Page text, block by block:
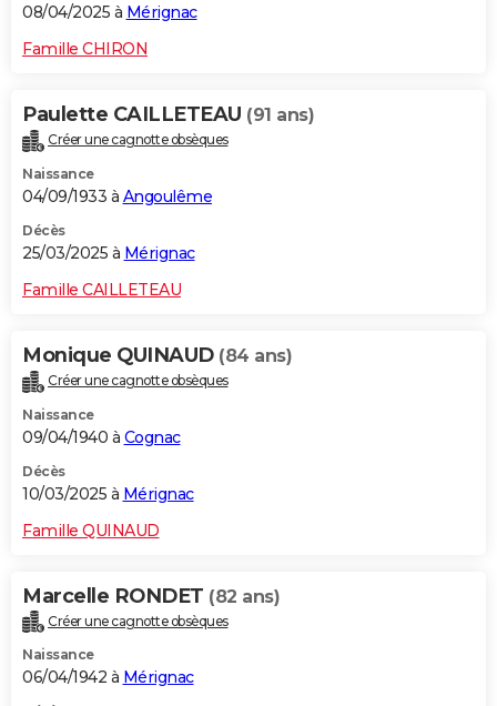
08/04/2025 à Mérignac
Famille CHIRON
Paulette CAILLETEAU (91 ans)
Créer une cagnotte obsèques
Naissance
04/09/1933 à Angoulême
Décès
25/03/2025 à Mérignac
Famille CAILLETEAU
Monique QUINAUD (84 ans)
Créer une cagnotte obsèques
Naissance
09/04/1940 à Cognac
Décès
10/03/2025 à Mérignac
Famille QUINAUD
Marcelle RONDET (82 ans)
Créer une cagnotte obsèques
Naissance
06/04/1942 à Mérignac